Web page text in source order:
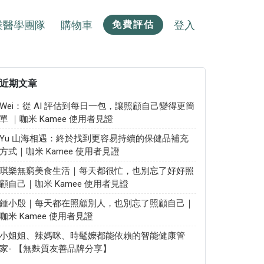
醫學團隊 購物車 免費評估 登入
近期文章
Wei：從 AI 評估到每日一包，讓照顧自己變得更簡
單 ｜咖米 Kamee 使用者見證
Yu 山海相遇：終於找到更容易持續的保健品補充
方式｜咖米 Kamee 使用者見證
琪樂無窮美食生活｜每天都很忙，也別忘了好好照
顧自己｜咖米 Kamee 使用者見證
鍾小殷｜每天都在照顧別人，也別忘了照顧自己｜
咖米 Kamee 使用者見證
小姐姐、辣媽咪、時髦嬤都能依賴的智能健康管
家- 【無麩質友善品牌分享】